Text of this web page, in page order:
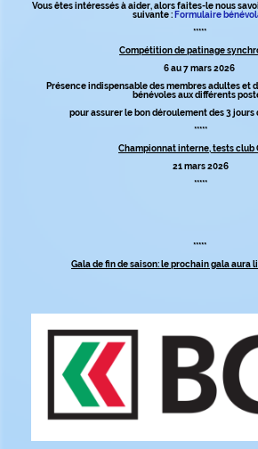
Vous êtes intéressés à aider, alors faites-le nous
suivante : Formulaire
*****
Compétition de patinage
6 au 7 mars 2026
Présence indispensable des membres adultes et
bénévoles aux différents
pour assurer le bon déroulement des 3
*****
Championnat interne, tests club
21 mars 2026
*****
*****
Gala de fin de saison: le prochain gala aura